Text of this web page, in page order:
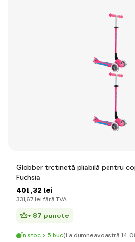
Globber trotinetă pliabilă pentru
Fuchsia
401,32 lei
331,67 lei fără TVA
+ 87 puncte
În stoc > 5 buc(La dumneavoastră